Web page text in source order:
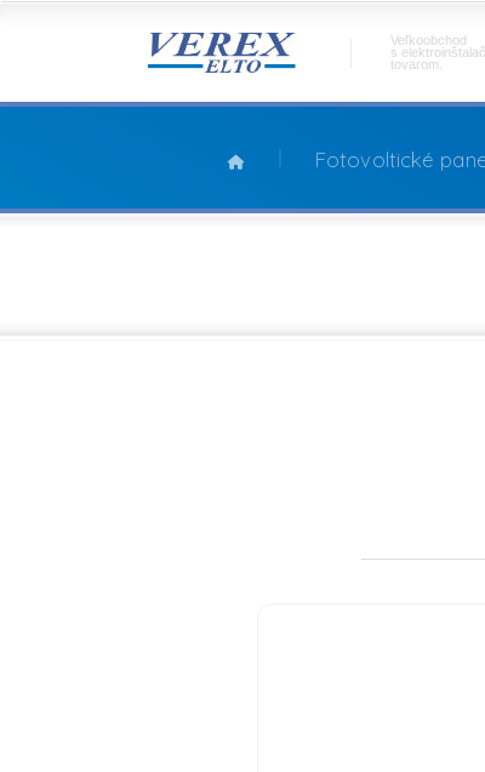
Veľkoobchod
s
tovarom.
Fotovoltické